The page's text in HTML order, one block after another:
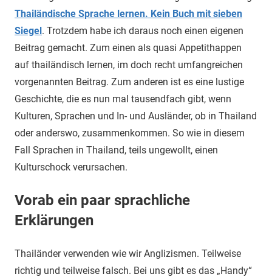
Thailändische Sprache lernen. Kein Buch mit sieben
Siegel. Trotzdem habe ich daraus noch einen eigenen
Beitrag gemacht. Zum einen als quasi Appetithappen
auf thailändisch lernen, im doch recht umfangreichen
vorgenannten Beitrag. Zum anderen ist es eine lustige
Geschichte, die es nun mal tausendfach gibt, wenn
Kulturen, Sprachen und In- und Ausländer, ob in Thailand
oder anderswo, zusammenkommen. So wie in diesem
Fall Sprachen in Thailand, teils ungewollt, einen
Kulturschock verursachen.
Vorab ein paar sprachliche
Erklärungen
Thailänder verwenden wie wir Anglizismen. Teilweise
richtig und teilweise falsch. Bei uns gibt es das „Handy“